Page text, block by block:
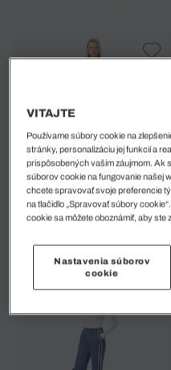
Dámske Tepláky
VITAJTE
Používame súbory cookie na
stránky, personalizáciu jej funkcií a
prispôsobených vašim záujmom. Ak
súborov cookie na fungovanie našej
chcete spravovať svoje preferencie
na tlačidlo „Spravovať súbory
cookie sa môžete oboznámiť, aby ste
Nastavenia súborov
cookie